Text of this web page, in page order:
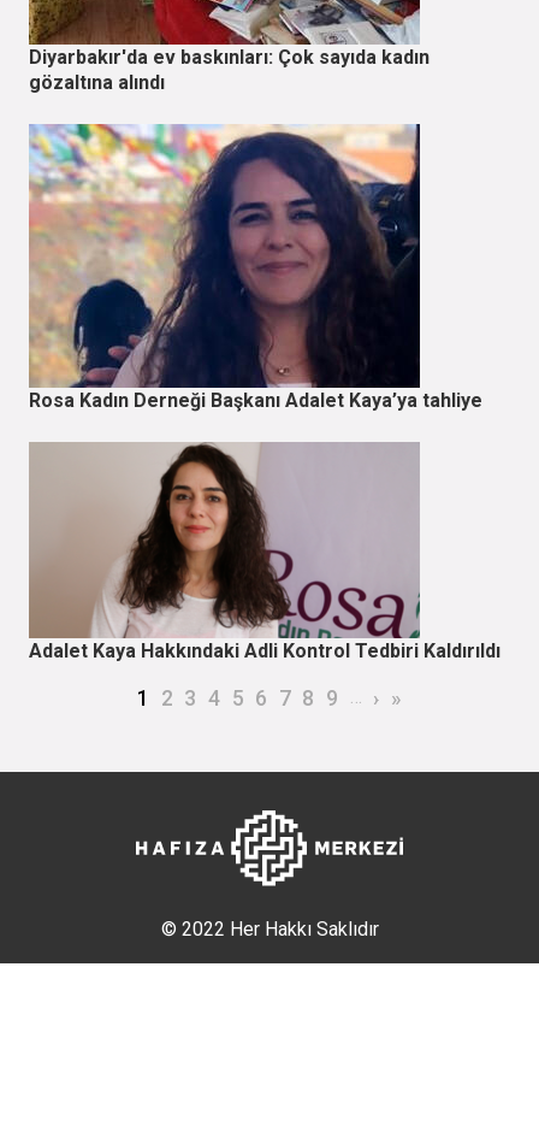
Diyarbakır'da ev baskınları: Çok sayıda kadın
gözaltına alındı
Rosa Kadın Derneği Başkanı Adalet Kaya’ya tahliye
Adalet Kaya Hakkındaki Adli Kontrol Tedbiri Kaldırıldı
Şu an kullanılan sayfa
1 Page
2 Page
3 Page
4 Page
5 Page
6 Page
7 Page
8 Page
9 … Sonraki sayfa
› Son sayfa
»
© 2022 Her Hakkı Saklıdır